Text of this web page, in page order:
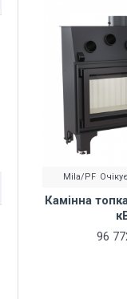
Mila/PF
Камінна
96